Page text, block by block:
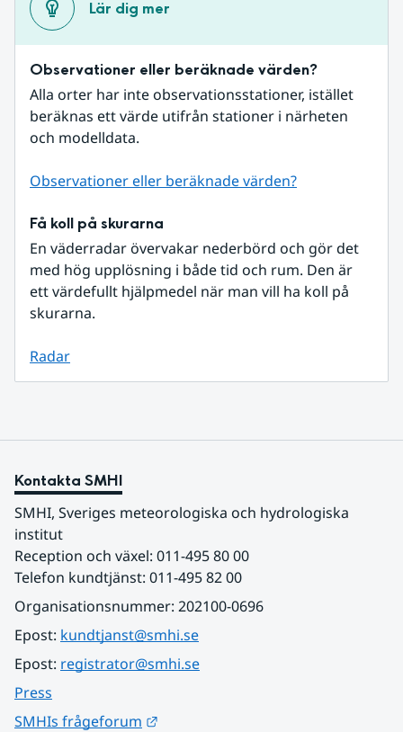
Lär dig mer
Observationer eller beräknade värden?
Alla orter har inte observationsstationer, istället
beräknas ett värde utifrån stationer i närheten
och modelldata.
Observationer eller beräknade värden?
Få koll på skurarna
En väderradar övervakar nederbörd och gör det
med hög upplösning i både tid och rum. Den är
ett värdefullt hjälpmedel när man vill ha koll på
skurarna.
Radar
Kontakta SMHI
SMHI, Sveriges meteorologiska och hydrologiska
institut
Reception och växel: 011-495 80 00
Telefon kundtjänst: 011-495 82 00
Organisationsnummer: 202100-0696
Epost: kundtjanst@smhi.se
Epost: registrator@smhi.se
Press
SMHIs frågeforum